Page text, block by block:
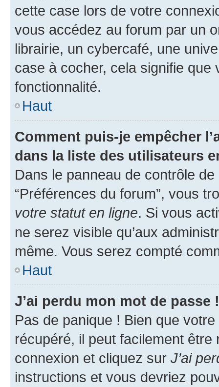
cette case lors de votre
vous accédez au forum par un
librairie, un cybercafé, une
case à cocher, cela signifie
fonctionnalité.
Haut
Comment puis-je empêcher
dans la liste des utilisateurs
Dans le panneau de contrôle
“Préférences du forum”, vous
votre statut en ligne. Si vous
ne serez visible qu’aux
même. Vous serez compté
Haut
J’ai perdu mon mot de passe !
Pas de panique ! Bien que
récupéré, il peut facilement
connexion et cliquez sur J’ai
instructions et vous devriez